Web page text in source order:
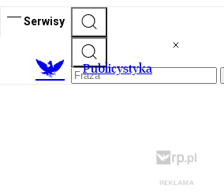
Serwisy
Publicystyka